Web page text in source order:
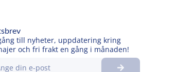
till nyheter, uppdatering kring
och fri frakt en gång i månaden!
Submit